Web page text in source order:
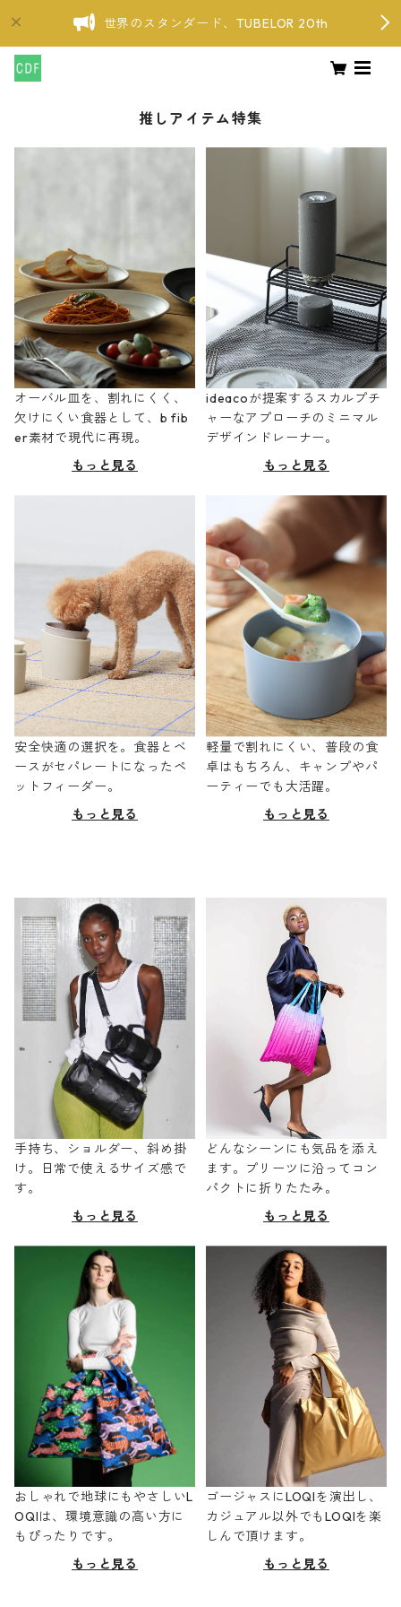
世界のスタンダード、TUBELOR 20th
推しアイテム特集
オーバル皿を、割れにくく、
欠けにくい食器として、b fib
er素材で現代に再現。
もっと見る
ideacoが提案するスカルプチ
ャーなアプローチのミニマル
デザインドレーナー。
もっと見る
安全快適の選択を。食器とベ
ースがセパレートになったペ
ットフィーダー。
もっと見る
軽量で割れにくい、普段の食
卓はもちろん、キャンプやパ
ーティーでも大活躍。
もっと見る
手持ち、ショルダー、斜め掛
け。日常で使えるサイズ感で
す。
もっと見る
どんなシーンにも気品を添え
ます。プリーツに沿ってコン
パクトに折りたたみ。
もっと見る
おしゃれで地球にもやさしいL
OQIは、環境意識の高い方に
もぴったりです。
もっと見る
ゴージャスにLOQIを演出し、
カジュアル以外でもLOQIを楽
しんで頂けます。
もっと見る